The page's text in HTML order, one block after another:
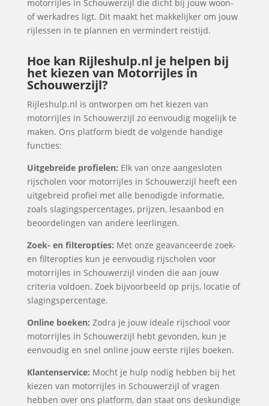
motorrijles in Schouwerzijl die dicht bij jouw woon-
of werkadres ligt. Dit maakt het makkelijker om jouw
rijlessen in te plannen en vermindert reistijd.
Hoe kan Rijleshulp.nl je helpen bij
het kiezen van Motorrijles in
Schouwerzijl?
Rijleshulp.nl is ontworpen om het kiezen van
motorrijles in Schouwerzijl zo eenvoudig mogelijk te
maken. Ons platform biedt de volgende handige
functies:
Uitgebreide profielen: Elk van onze aangesloten
rijscholen voor motorrijles in Schouwerzijl heeft een
uitgebreid profiel met alle benodigde informatie,
zoals slagingspercentages, prijzen, lesaanbod en
beoordelingen van andere leerlingen.
Zoek- en filteropties: Met onze geavanceerde zoek-
en filteropties kun je eenvoudig rijscholen voor
motorrijles in Schouwerzijl vinden die aan jouw
criteria voldoen. Zoek bijvoorbeeld op prijs, locatie of
slagingspercentage.
Online boeken: Zodra je jouw ideale rijschool voor
motorrijles in Schouwerzijl hebt gevonden, kun je
eenvoudig en snel online jouw eerste rijles boeken.
Klantenservice: Mocht je hulp nodig hebben bij het
kiezen van motorrijles in Schouwerzijl of vragen
hebben over ons platform, dan staat ons deskundige